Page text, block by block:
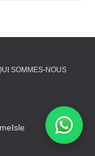
SOMMES-NOUS